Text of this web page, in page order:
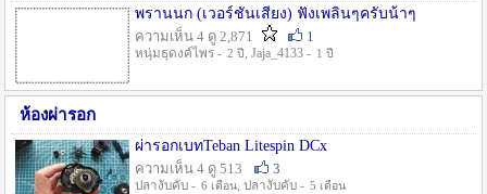
พรานนก (เวอร์ชั่นเสียง) ฟังเพลินๆครับน้าๆ
ความเห็น 4 ดู 2,871
1
หนุ่มธุดงค์ไพร - 2 ปี , Jaja_4133 - 1 ปี
ห้องผ่ารอก
ผ่ารอกเบทTeban Litespin DCx
ความเห็น 4 ดู 513
3
ปลางับคับ - 6 เดือน, ปลางับคับ - 5 เดือน